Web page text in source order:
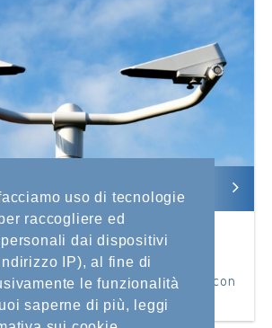
uso di tecnologie
raccogliere ed
dai dispositivi
IP), al fine di
le funzionalità
saperne di più, leggi
Presente
Presente di settima generazione con